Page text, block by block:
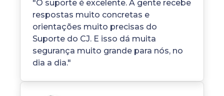
"O suporte é excelente. A gente recebe
respostas muito concretas e
orientações muito precisas do
Suporte do CJ. E isso dá muita
segurança muito grande para nós, no
dia a dia."